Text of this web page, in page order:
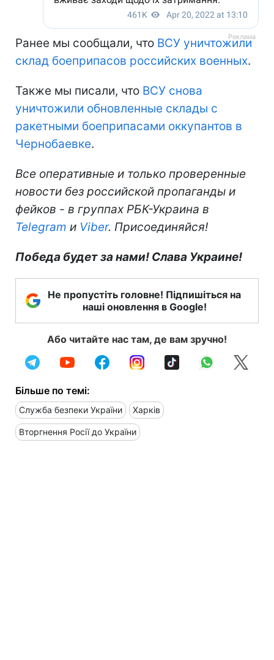
Ранее мы сообщали, что ВСУ уничтожили
склад боеприпасов российских военных.
Также мы писали, что ВСУ снова
уничтожили обновленные склады с
ракетными боеприпасами оккупантов в
Чернобаевке.
Все оперативные и только проверенные
новости без российской пропаганды и
фейков - в группах РБК-Украина в
Telegram и Viber. Присоединяйся!
Победа будет за нами! Слава Украине!
Не пропустіть головне! Підпишіться на
наші оновлення в Google!
Або читайте нас там, де вам зручно!
Більше по темі:
Служба безпеки України Харків
Вторгнення Росії до України